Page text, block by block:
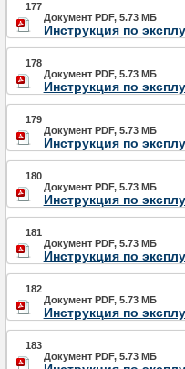
177
Документ PDF, 5.73 МБ
Инструкция по
178
Документ PDF, 5.73 МБ
Инструкция по
179
Документ PDF, 5.73 МБ
Инструкция по
180
Документ PDF, 5.73 МБ
Инструкция по
181
Документ PDF, 5.73 МБ
Инструкция по
182
Документ PDF, 5.73 МБ
Инструкция по
183
Документ PDF, 5.73 МБ